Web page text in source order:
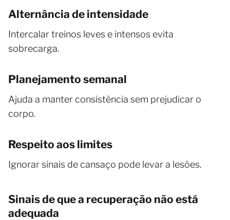
Alternância de intensidade
Intercalar treinos leves e intensos evita
sobrecarga.
Planejamento semanal
Ajuda a manter consistência sem prejudicar o
corpo.
Respeito aos limites
Ignorar sinais de cansaço pode levar a lesões.
Sinais de que a recuperação não está
adequada